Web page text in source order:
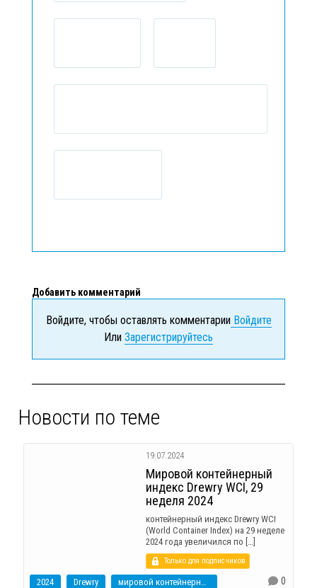
Добавить комментарий
Войдите, чтобы оставлять комментарииВойдите
Или Зарегистрируйтесь
Новости по теме
19.07.2024
Мировой контейнерный
индекс Drewry WCI, 29
неделя 2024
контейнерный индекс Drewry WCI
(World Container Index) на 29 неделе
2024 года увеличился по […]
Только для подписчиков
2024 Drewry мировой контейнерный индекс 0